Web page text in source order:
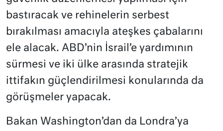
bastıracak ve rehinelerin serbest
bırakılması amacıyla ateşkes çabalarını
ele alacak. ABD’nin İsrail’e yardımının
sürmesi ve iki ülke arasında stratejik
ittifakın güçlendirilmesi konularında da
görüşmeler yapacak.
Bakan Washington’dan da Londra’ya